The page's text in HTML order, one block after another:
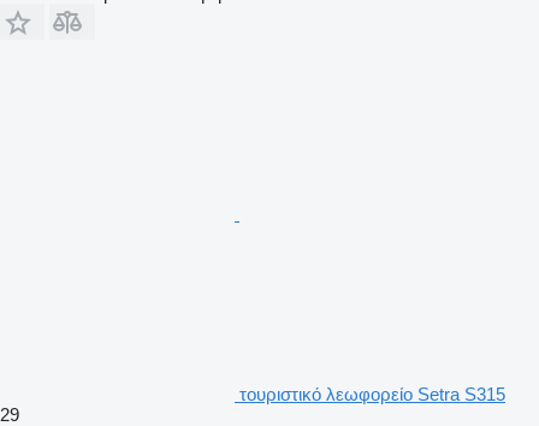
τουριστικό λεωφορείο Setra S315
29